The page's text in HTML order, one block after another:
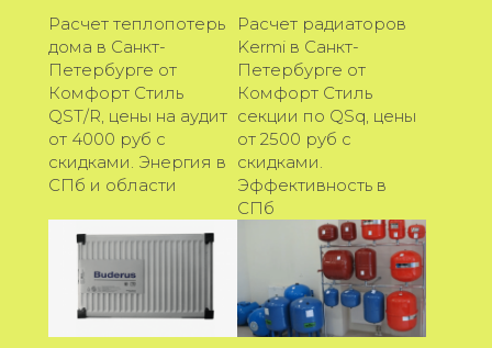
Расчет теплопотерь
дома в Санкт-
Петербурге от
Комфорт Стиль
QST/R, цены на аудит
от 4000 руб с
скидками. Энергия в
СПб и области
Расчет радиаторов
Kermi в Санкт-
Петербурге от
Комфорт Стиль
секции по QSq, цены
от 2500 руб с
скидками.
Эффективность в
СПб